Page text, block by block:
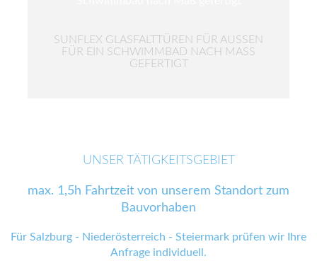
SUNFLEX GLASFALTTÜREN FÜR AUSSEN F
ÜR EIN SCHWIMMBAD NACH MASS GE
FERTIGT
UNSER TÄTIGKEITSGEBIET
max. 1,5h Fahrtzeit von unserem Standort zum
Bauvorhaben
Für Salzburg - Niederösterreich - Steiermark prüfen wir Ihre
Anfrage individuell.